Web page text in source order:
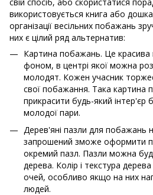
використовується книга або
організації весільних побажань
них є цілий ряд альтернатив:
Картина побажань. Це красива
фоном, в центрі якої можна
молодят. Кожен учасник
свої побажання. Така картина
прикрасити будь-який інтер'єр
молодої пари.
Дерев'яні пазли для побажань
запрошений зможе оформити
окремий пазл. Пазли можна
дерева. Колір і текстура
очей, особливо якщо на них
людей.